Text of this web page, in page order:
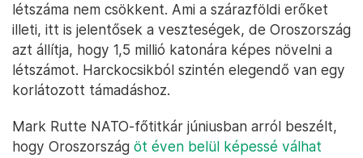
létszáma nem csökkent. Ami a szárazföldi erőket
illeti, itt is jelentősek a veszteségek, de Oroszország
azt állítja, hogy 1,5 millió katonára képes növelni a
létszámot. Harckocsikból szintén elegendő van egy
korlátozott támadáshoz.
Mark Rutte NATO-főtitkár júniusban arról beszélt,
hogy Oroszország öt éven belül képessé válhat